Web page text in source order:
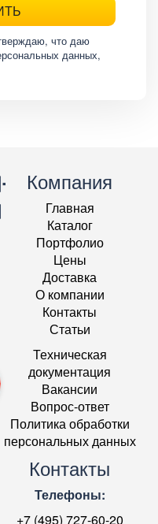
что даю
данных,
Компания
Главная
Каталог
Портфолио
Цены
Доставка
О компании
Контакты
Статьи
Техническая
документация
Вакансии
Вопрос-ответ
Политика обработки
персональных данных
Контакты
Телефоны:
+7 (495) 727-60-20